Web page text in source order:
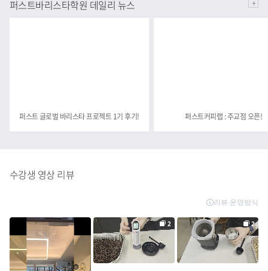
퍼스트바리스타학원 데일리 뉴스
퍼스트 글로벌 바리스타 프로젝트 1기 후기! 퍼스트커피랩 : 주교점 오픈!
+
수강생 영상 리뷰